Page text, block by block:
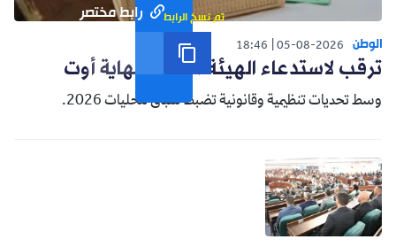
رابط مختصر تم نسخ الرابط
الوطن 05-08-2026
18:46
ترقب لاستدعاء الهيئة الناخبة نهاية أوت
وسط تحديات تنظيمية وقانونية تضبط سباق محليات 2026.